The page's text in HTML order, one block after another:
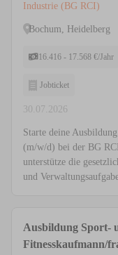
Industrie (BG RCI)
Bochum, Heidelberg
16.416 - 17.568 €/Jahr
Jobticket
30.07.2026
Starte deine
(m/w/d) bei der BG
unterstütze die
und
Ausbildung Sport-
Fitnesskaufmann/